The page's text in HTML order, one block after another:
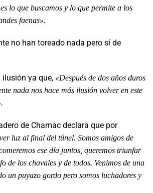
lo que buscamos y lo que permite a los
faenas».
no han toreado nada pero sí de
ilusión ya que, «Después de dos años duros
nada nos hace más ilusión volver en este
de Chamac declara que por
luz al final del túnel. Somos amigos de
ese día juntos, queremos triunfar
de los chavales y de todos. Venimos de una
un puyazo gordo pero somos luchadores y